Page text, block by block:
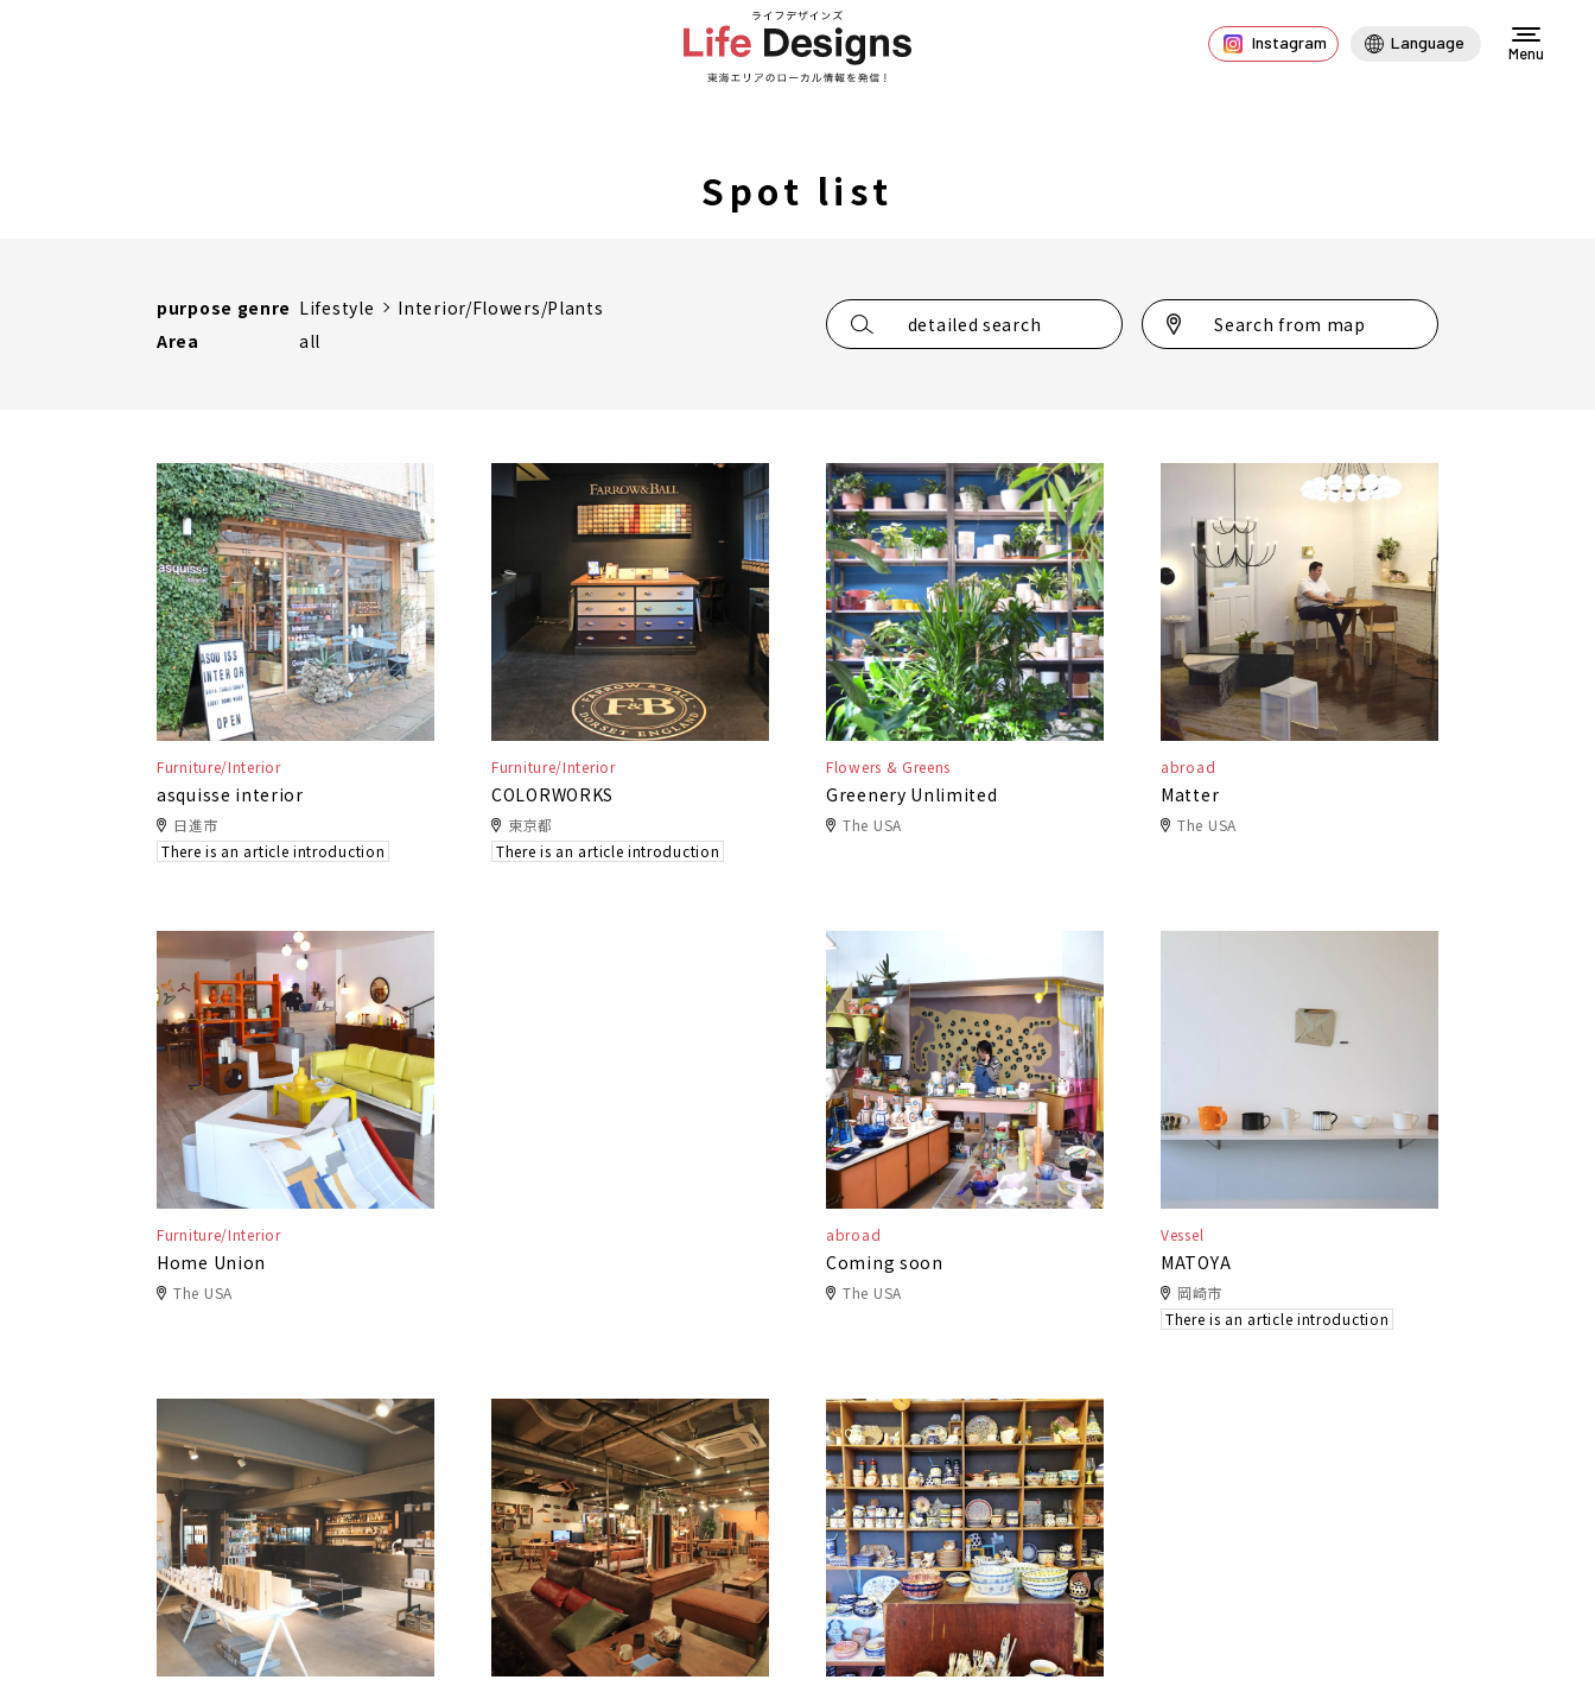
Instagram Language
Menu
Spot list
purpose genre Lifestyle
Interior/Flowers/Plants
Area
all
detailed search Search from map
Furniture/Interior
asquisse interior
日進市
There is an article introduction
Furniture/Interior
COLORWORKS
東京都
There is an article introduction
Flowers & Greens
Greenery Unlimited
The USA
abroad
Matter
The USA
Furniture/Interior
Home Union
The USA
abroad
Coming soon
The USA
Vessel
MATOYA
岡崎市
There is an article introduction